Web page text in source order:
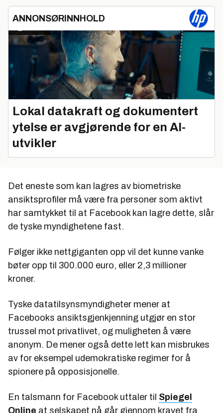
ANNONSØRINNHOLD
Lokal datakraft og dokumentert
ytelse er avgjørende for en AI-
utvikler
Det eneste som kan lagres av biometriske
ansiktsprofiler må være fra personer som aktivt
har samtykket til at Facebook kan lagre dette, slår
de tyske myndighetene fast.
Følger ikke nettgiganten opp vil det kunne vanke
bøter opp til 300.000 euro, eller 2,3 millioner
kroner.
Tyske datatilsynsmyndigheter mener at
Facebooks ansiktsgjenkjenning utgjør en stor
trussel mot privatlivet, og muligheten å være
anonym. De mener også dette lett kan misbrukes
av for eksempel udemokratiske regimer for å
spionere på opposisjonelle.
En talsmann for Facebook uttaler til Spiegel
Online at selskapet nå går gjennom kravet fra